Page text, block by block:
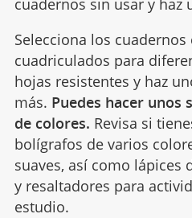
cuadernos sin usar y haz
Selecciona los cuadernos
cuadriculados para
hojas resistentes y haz
más. Puedes hacer unos
de colores. Revisa si
bolígrafos de varios
suaves, así como lápices
y resaltadores para
estudio.